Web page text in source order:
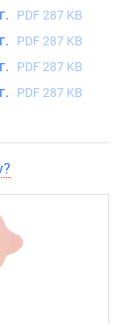
PDF 287 KB
PDF 287 KB
PDF 287 KB
PDF 287 KB